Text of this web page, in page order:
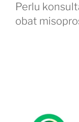
Perlu
obat